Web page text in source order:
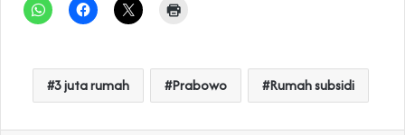
3 juta rumah Prabowo Rumah subsidi